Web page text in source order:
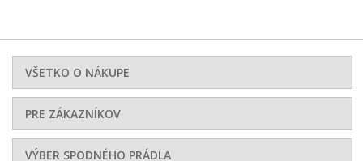
VŠETKO O NÁKUPE
PRE ZÁKAZNÍKOV
VÝBER SPODNÉHO PRÁDLA